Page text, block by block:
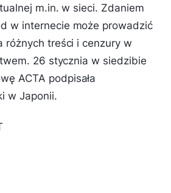
m.in. w sieci. Zdaniem
w internecie może prowadzić
różnych treści i cenzury w
26 stycznia w siedzibie
ACTA podpisała
w Japonii.